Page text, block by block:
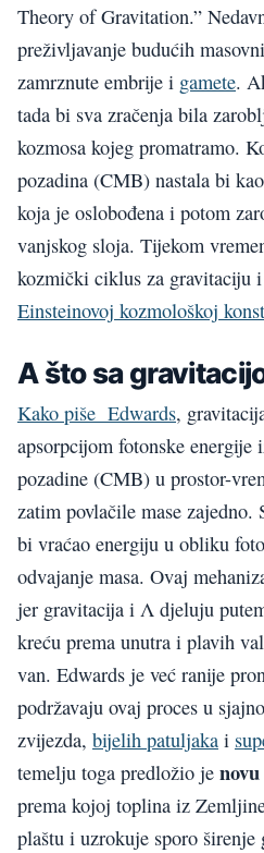
Theory of Gravitation.”
preživljavanje budućih
zamrznute embrije i gamete.
tada bi sva zračenja bila
kozmosa kojeg promatramo.
pozadina (CMB) nastala bi
koja je oslobođena i potom
vanjskog sloja. Tijekom
kozmički ciklus za gravitaciju
Einsteinovoj kozmološkoj
A što sa
Kako piše Edwards,
apsorpcijom fotonske
pozadine (CMB) u prostor-
zatim povlačile mase
bi vraćao energiju u obliku
odvajanje masa. Ovaj
jer gravitacija i Λ djeluju
kreću prema unutra i plavih
van. Edwards je već ranije
podržavaju ovaj proces u
zvijezda, bijelih patuljaka i
temelju toga predložio je
prema kojoj toplina iz
plaštu i uzrokuje sporo širenje